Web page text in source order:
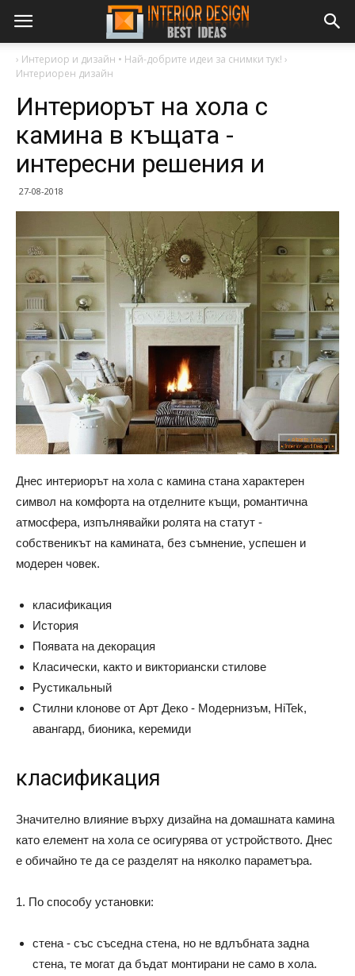
› Интериор и дизайн • Най-добрите идеи за снимки тук! ›
Интериорен дизайн
Интериорът на хола с
камина в къщата -
интересни решения и
27-08-2018
Днес интериорът на хола с камина стана характерен
символ на комфорта на отделните къщи, романтична
атмосфера, изпълнявайки ролята на статут -
собственикът на камината, без съмнение, успешен и
модерен човек.
класификация
История
Появата на декорация
Класически, както и викториански стилове
Рустикальный
Стилни клонове от Арт Деко - Модернизъм, HiTek,
авангард, бионика, керемиди
класификация
Значително влияние върху дизайна на домашната камина
като елемент на хола се осигурява от устройството. Днес
е обичайно те да се разделят на няколко параметъра.
1. По способу установки:
стена - със съседна стена, но не вдлъбната задна
стена, те могат да бъдат монтирани не само в хола.